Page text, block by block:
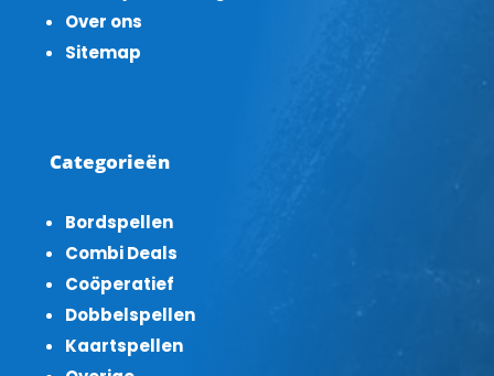
Over ons
Sitemap
Categorieën
Bordspellen
Combi Deals
Coöperatief
Dobbelspellen
Kaartspellen